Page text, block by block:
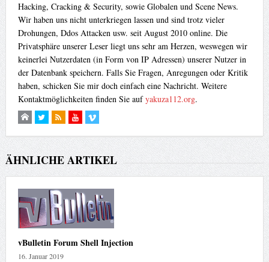
Hacking, Cracking & Security, sowie Globalen und Scene News.
Wir haben uns nicht unterkriegen lassen und sind trotz vieler
Drohungen, Ddos Attacken usw. seit August 2010 online. Die
Privatsphäre unserer Leser liegt uns sehr am Herzen, weswegen wir
keinerlei Nutzerdaten (in Form von IP Adressen) unserer Nutzer in
der Datenbank speichern. Falls Sie Fragen, Anregungen oder Kritik
haben, schicken Sie mir doch einfach eine Nachricht. Weitere
Kontaktmöglichkeiten finden Sie aufyakuza112.org.
ÄHNLICHE ARTIKEL
vBulletin Forum Shell Injection
16. Januar 2019